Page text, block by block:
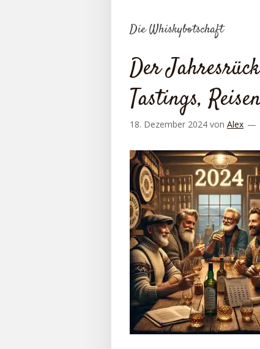
Die Whiskybotschaft
Der
Tastings,
18. Dezember 2024 von Alex